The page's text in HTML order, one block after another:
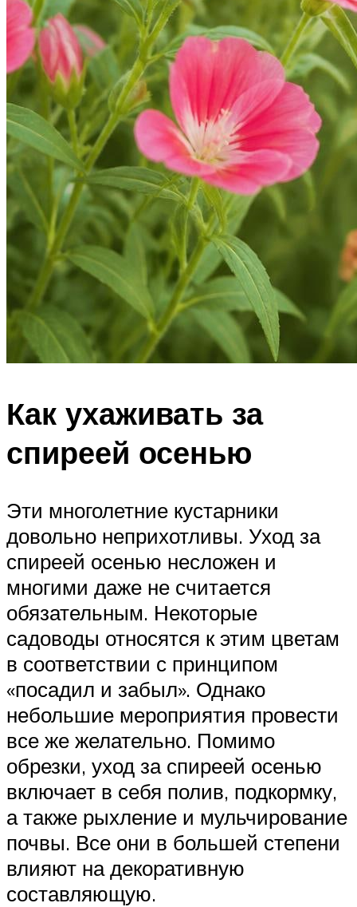
Как ухаживать за
спиреей осенью
Эти многолетние кустарники
довольно неприхотливы. Уход за
спиреей осенью несложен и
многими даже не считается
обязательным. Некоторые
садоводы относятся к этим цветам
в соответствии с принципом
«посадил и забыл». Однако
небольшие мероприятия провести
все же желательно. Помимо
обрезки, уход за спиреей осенью
включает в себя полив, подкормку,
а также рыхление и мульчирование
почвы. Все они в большей степени
влияют на декоративную
составляющую.